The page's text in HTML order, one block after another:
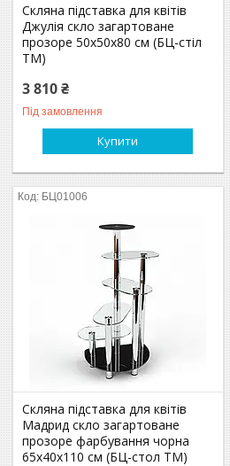
Скляна підставка для квітів
Джулія скло загартоване
прозоре 50х50х80 см (БЦ-стіл
ТМ)
3 810 ₴
Під замовлення
Купити
БЦ01006
Скляна підставка для квітів
Мадрид скло загартоване
прозоре фарбування чорна
65х40х110 см (БЦ-стол ТМ)